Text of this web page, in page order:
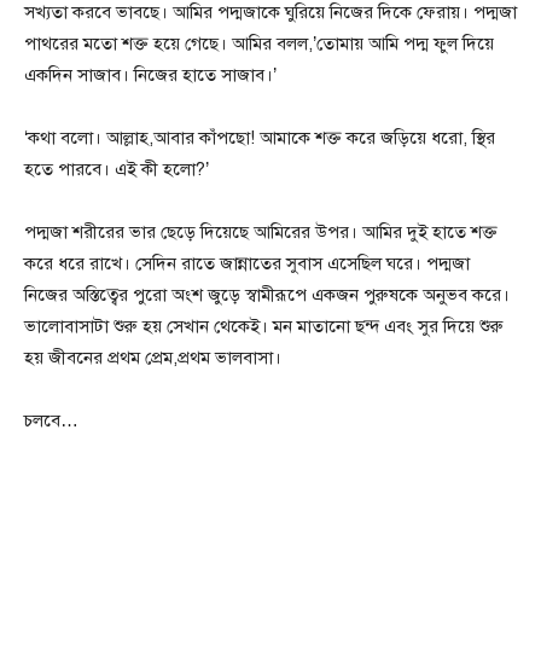
সখ্যতা করবে ভাবছে। আমির পদ্মজাকে ঘুরিয়ে নিজের দিকে ফেরায়। পদ্মজা
পাথরের মতো শক্ত হয়ে গেছে। আমির বলল,’তোমায় আমি পদ্ম ফুল দিয়ে
একদিন সাজাব। নিজের হাতে সাজাব।’
‘কথা বলো। আল্লাহ,আবার কাঁপছো! আমাকে শক্ত করে জড়িয়ে ধরো, স্থির
হতে পারবে। এই কী হলো?’
পদ্মজা শরীরের ভার ছেড়ে দিয়েছে আমিরের উপর। আমির দুই হাতে শক্ত
করে ধরে রাখে। সেদিন রাতে জান্নাতের সুবাস এসেছিল ঘরে। পদ্মজা
নিজের অস্তিত্বের পুরো অংশ জুড়ে স্বামীরূপে একজন পুরুষকে অনুভব করে।
ভালোবাসাটা শুরু হয় সেখান থেকেই। মন মাতানো ছন্দ এবং সুর দিয়ে শুরু
হয় জীবনের প্রথম প্রেম,প্রথম ভালবাসা।
চলবে…